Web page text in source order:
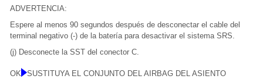
ADVERTENCIA:
Espere al menos 90 segundos después de desconectar el cable del
terminal negativo (-) de la batería para desactivar el sistema SRS.
(j) Desconecte la SST del conector C.
OK
SUSTITUYA EL CONJUNTO DEL AIRBAG DEL ASIENTO